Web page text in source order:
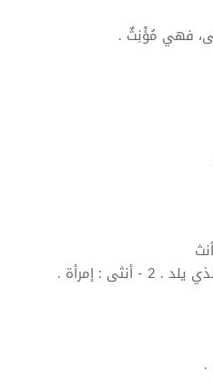
فهي مُؤْنِثٌ .
أنث
. 2 - أنثى : إمرأة .
.